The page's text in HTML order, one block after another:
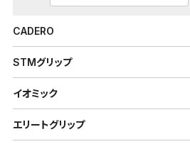
CADERO
STMグリップ
イオミック
エリートグリップ